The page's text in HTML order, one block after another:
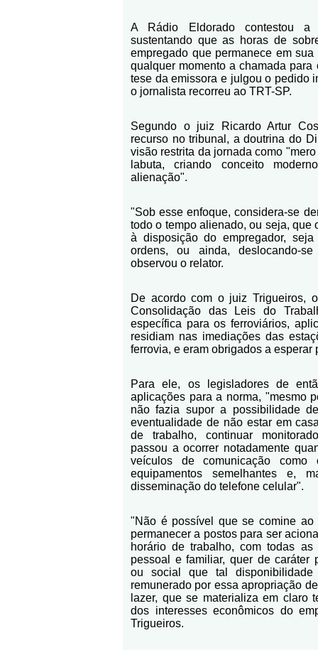
A Rádio Eldorado contestou a
sustentando que as horas de
empregado que permanece em
qualquer momento a chamada
tese da emissora e julgou o pedido
o jornalista recorreu ao TRT-SP.
Segundo o juiz Ricardo Artur
recurso no tribunal, a doutrina do
visão restrita da jornada como
labuta, criando conceito
alienação".
"Sob esse enfoque, considera-se
todo o tempo alienado, ou seja, que
à disposição do empregador,
ordens, ou ainda, deslocando-
observou o relator.
De acordo com o juiz Trigueiros,
Consolidação das Leis do
específica para os ferroviários,
residiam nas imediações das
ferrovia, e eram obrigados a esperar
Para ele, os legisladores de
aplicações para a norma, "mesmo
não fazia supor a possibilidade
eventualidade de não estar em
de trabalho, continuar
passou a ocorrer notadamente
veículos de comunicação como
equipamentos semelhantes e,
disseminação do telefone celular".
"Não é possível que se comine ao
permanecer a postos para ser
horário de trabalho, com todas
pessoal e familiar, quer de caráter
ou social que tal
remunerado por essa apropriação
lazer, que se materializa em claro
dos interesses econômicos do
Trigueiros.